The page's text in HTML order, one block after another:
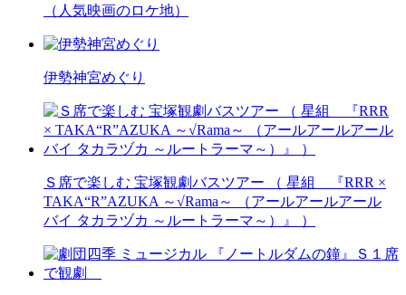
（人気映画のロケ地）
伊勢神宮めぐり
Ｓ席で楽しむ 宝塚観劇バスツアー （ 星組 『RRR ×
TAKA“R”AZUKA ～√Rama～ （アールアールアール
バイ タカラヅカ ～ルートラーマ～）』 ）